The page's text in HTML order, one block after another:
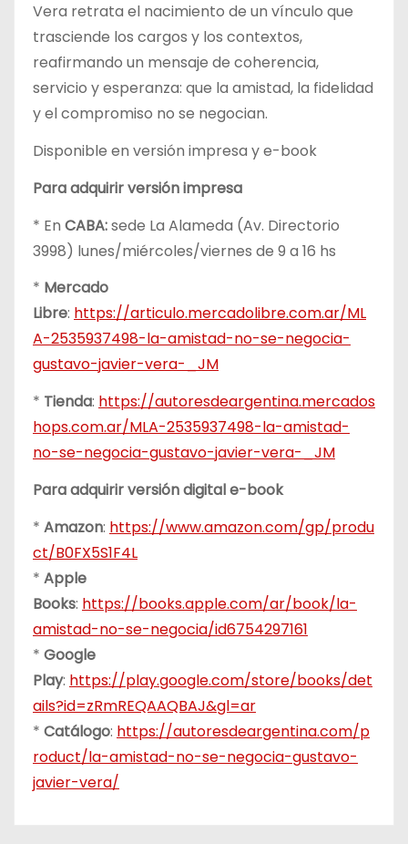
Vera retrata el nacimiento de un vínculo que
trasciende los cargos y los contextos,
reafirmando un mensaje de coherencia,
servicio y esperanza: que la amistad, la fidelidad
y el compromiso no se negocian.
Disponible en versión impresa y e-book
Para adquirir versión impresa
* En CABA:sede La Alameda (Av. Directorio
3998) lunes/miércoles/viernes de 9 a 16 hs
* Mercado
Libre: https://articulo.mercadolibre.com.ar/ML
A-2535937498-la-amistad-no-se-negocia-
gustavo-javier-vera-_JM
* Tienda: https://autoresdeargentina.mercados
hops.com.ar/MLA-2535937498-la-amistad-
no-se-negocia-gustavo-javier-vera-_JM
Para adquirir versión digital e-book
* Amazon: https://www.amazon.com/gp/produ
ct/B0FX5S1F4L
* Apple
Books: https://books.apple.com/ar/book/la-
amistad-no-se-negocia/id6754297161
* Google
Play: https://play.google.com/store/books/det
ails?id=zRmREQAAQBAJ&gl=ar
* Catálogo: https://autoresdeargentina.com/p
roduct/la-amistad-no-se-negocia-gustavo-
javier-vera/